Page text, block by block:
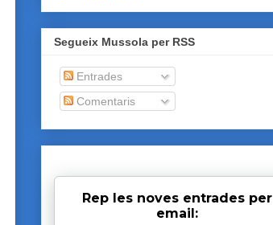
Segueix Mussola per RSS
Entrades
Comentaris
Rep les noves entrades per
email: